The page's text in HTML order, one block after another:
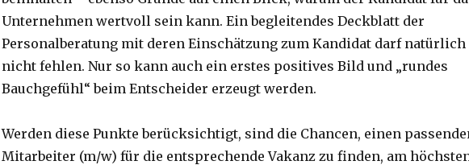
Unternehmen wertvoll sein kann. Ein begleitendes Deckblatt der
Personalberatung mit deren Einschätzung zum Kandidat darf natürlich
nicht fehlen. Nur so kann auch ein erstes positives Bild und „rundes
Bauchgefühl“ beim Entscheider erzeugt werden.
Werden diese Punkte berücksichtigt, sind die Chancen, einen
Mitarbeiter (m/w) für die entsprechende Vakanz zu finden, am